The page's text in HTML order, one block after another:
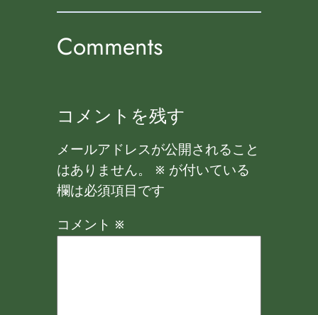
Comments
コメントを残す
メールアドレスが公開されること
はありません。
※ が付いている
欄は必須項目です
コメント ※